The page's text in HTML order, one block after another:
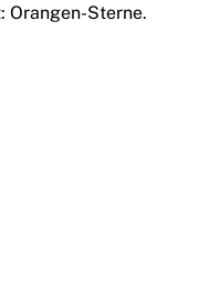
Orangen-Sterne.